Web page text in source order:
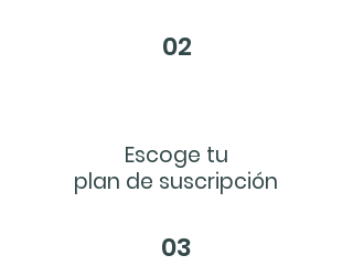
02
Escoge tu
plan de suscripción
03